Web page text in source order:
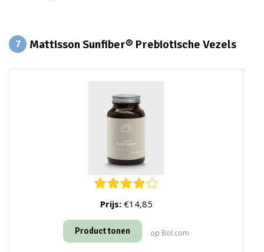
7 Mattisson Sunfiber® Prebiotische Vezels
Prijs:€14,85
Product tonen op Bol.com